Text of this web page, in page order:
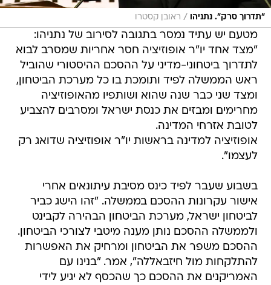
"תדרוך סרק". נתניהו / ראובן קסטרו
מטעם יש עתיד נמסר בתגובה לסירוב של נתניהו:
"מצד אחד יו"ר אופוזיציה חסר אחריות שמסרב לבוא
לתדרוך ביטחוני-מדיני על ההסכם ההיסטורי שהוביל
ראש הממשלה לפיד ותומכת בו כל מערכת הביטחון,
ומצד שני כבר שנה שהוא ושותפיו מהאופוזיציה
מחרימים ומבזים את כנסת ישראל ומסרבים להצביע
לטובת אזרחי המדינה.
אופוזיציה למדינה בראשות יו"ר אופוזיציה שדואג רק
לעצמו".
בשבוע שעבר לפיד כינס מסיבת עיתונאים אחרי
אישור עקרונות ההסכם בממשלה. "זהו הישג כביר
לביטחון ישראל, מערכת הביטחון הבהירה לקבינט
ולממשלה ההסכם נותן מענה מיטבי לצורכי הביטחון.
ההסכם משפר את הביטחון ומרחיק את האפשרות
להתלקחות מול חיזבאללה", אמר. "בנינו עם
האמריקנים את ההסכם כך שהכסף לא יגיע לידי